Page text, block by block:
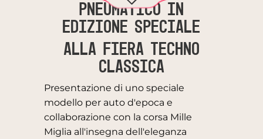
PNEUMATICO IN
EDIZIONE SPECIALE
ALLA FIERA TECHNO
CLASSICA
Presentazione di uno speciale
modello per auto d'epoca e
collaborazione con la corsa Mille
Miglia all'insegna dell'eleganza